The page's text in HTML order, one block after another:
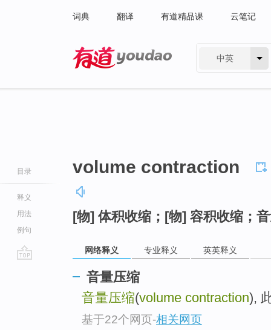
词典 翻译 有道精品课 云笔记
中英
目录
释义
用法
例句
volume contraction
[物] 体积收缩；[物] 容积收缩；
网络释义 专业释义 英英释义
音量压缩
音量压缩(volume contraction),
基于22个网页-相关网页